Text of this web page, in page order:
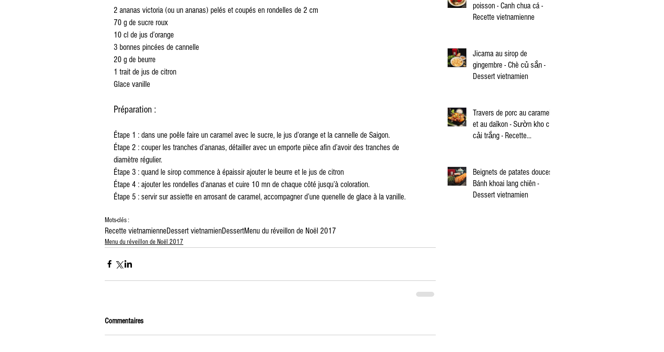
2 ananas victoria (ou un ananas) pelés et coupés en rondelles de 2 cm
70 g de sucre roux
10 cl de jus d’orange
3 bonnes pincées de cannelle
20 g de beurre
1 trait de jus de citron
Glace vanille
Préparation :
Étape 1 : dans une poêle faire un caramel avec le sucre, le jus d’orange et la cannelle de Saigon.
Étape 2 : couper les tranches d’ananas, détailler avec un emporte pièce afin d’avoir des tranches de
diamètre régulier.
Étape 3 : quand le sirop commence à épaissir ajouter le beurre et le jus de citron
Étape 4 : ajouter les rondelles d’ananas et cuire 10 mn de chaque côté jusqu’à coloration.
Étape 5 : servir sur assiette en arrosant de caramel, accompagner d’une quenelle de glace à la vanille.
Mots-clés :
Recette vietnamienneDessert vietnamienDessertMenu du réveillon de Noël 2017
Menu du réveillon de Noël 2017
Commentaires
poisson - Canh chua cá -
Recette vietnamienne
Jicama au sirop de
gingembre - Chè củ sắn -
Dessert vietnamien
Travers de porc au caramel
et au daïkon - Sườn kho củ
cải trắng - Recette
Beignets de patates douces -
Bánh khoai lang chiên -
Dessert vietnamien